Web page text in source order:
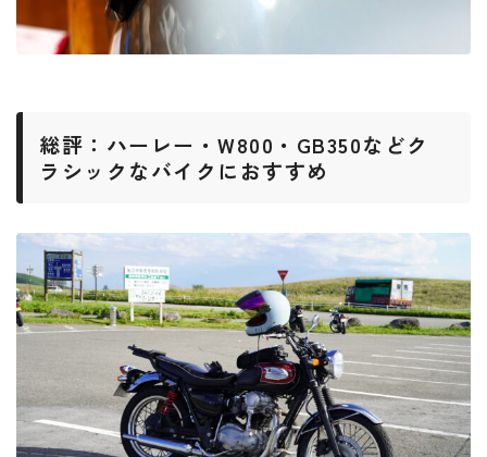
総評：ハーレー・W800・GB350などク
ラシックなバイクにおすすめ